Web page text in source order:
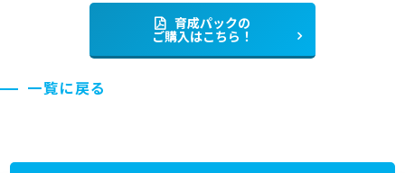
育成パックの
ご購入はこちら！
一覧に戻る